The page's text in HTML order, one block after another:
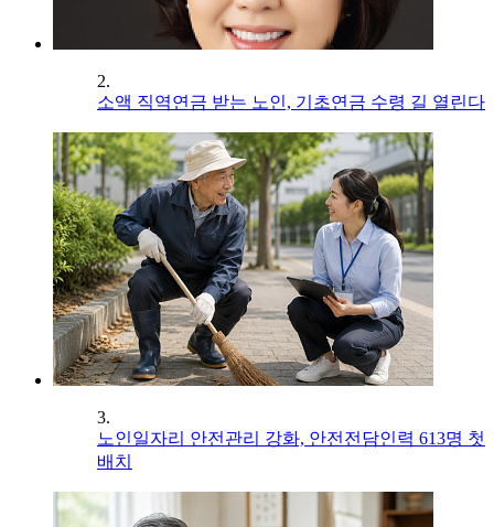
2.
소액 직역연금 받는 노인, 기초연금 수령 길 열린다
3.
노인일자리 안전관리 강화, 안전전담인력 613명 첫
배치